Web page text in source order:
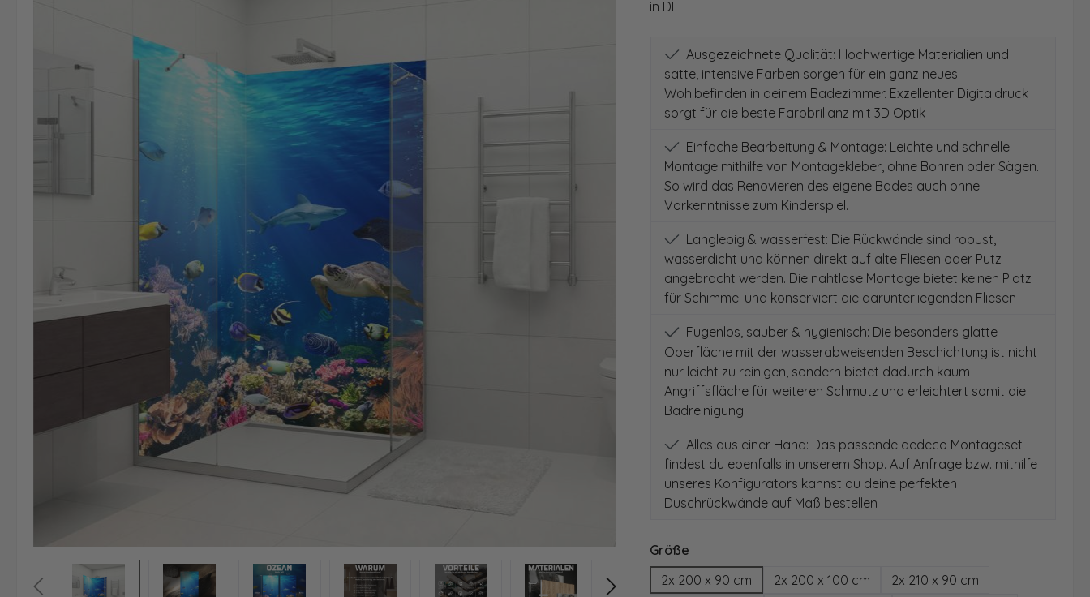
in DE
Ausgezeichnete Qualität: Hochwertige Materialien und
satte, intensive Farben sorgen für ein ganz neues
Wohlbefinden in deinem Badezimmer. Exzellenter Digitaldruck
sorgt für die beste Farbbrillanz mit 3D Optik
Einfache Bearbeitung & Montage: Leichte und schnelle
Montage mithilfe von Montagekleber, ohne Bohren oder Sägen.
So wird das Renovieren des eigene Bades auch ohne
Vorkenntnisse zum Kinderspiel.
Langlebig & wasserfest: Die Rückwände sind robust,
wasserdicht und können direkt auf alte Fliesen oder Putz
angebracht werden. Die nahtlose Montage bietet keinen Platz
für Schimmel und konserviert die darunterliegenden Fliesen
Fugenlos, sauber & hygienisch: Die besonders glatte
Oberfläche mit der wasserabweisenden Beschichtung ist nicht
nur leicht zu reinigen, sondern bietet dadurch kaum
Angriffsfläche für weiteren Schmutz und erleichtert somit die
Badreinigung
Alles aus einer Hand: Das passende dedeco Montageset
findest du ebenfalls in unserem Shop. Auf Anfrage bzw. mithilfe
unseres Konfigurators kannst du deine perfekten
Duschrückwände auf Maß bestellen
Größeauswählen
2x 200 x 90 cm
2x 200 x 100 cm
2x 210 x 90 cm